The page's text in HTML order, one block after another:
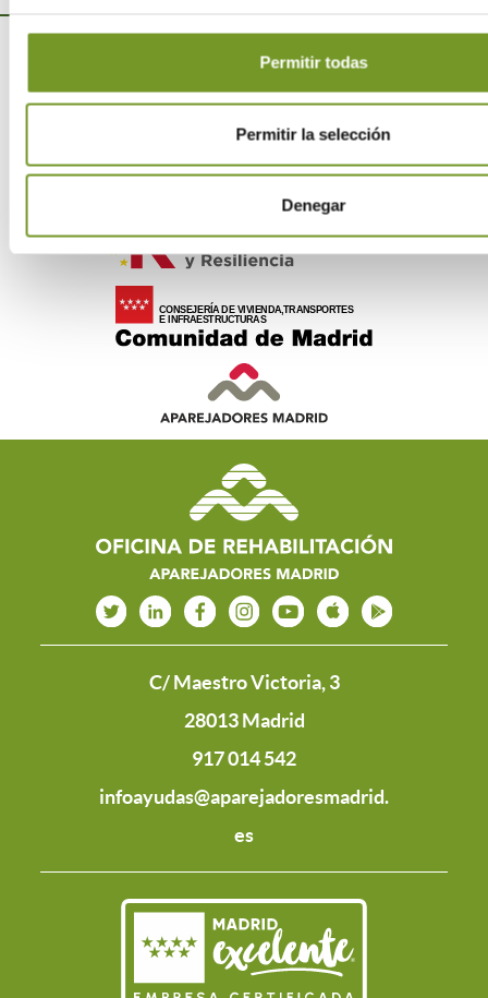
Permitir todas
Permitir la selección
Denegar
C/ Maestro Victoria, 3
28013 Madrid
917 014 542
infoayudas@aparejadoresmadrid.
es